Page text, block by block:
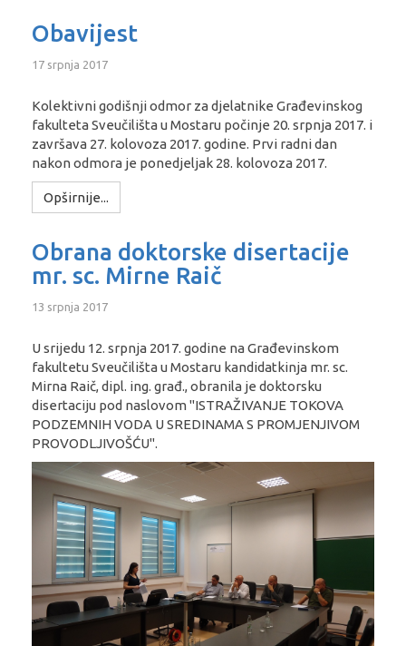
Obavijest
17 srpnja 2017
Kolektivni godišnji odmor za djelatnike Građevinskog
fakulteta Sveučilišta u Mostaru počinje 20. srpnja 2017. i
završava 27. kolovoza 2017. godine. Prvi radni dan
nakon odmora je ponedjeljak 28. kolovoza 2017.
Opširnije...
Obrana doktorske disertacije
mr. sc. Mirne Raič
13 srpnja 2017
U srijedu 12. srpnja 2017. godine na Građevinskom
fakultetu Sveučilišta u Mostaru kandidatkinja mr. sc.
Mirna Raič, dipl. ing. građ., obranila je doktorsku
disertaciju pod naslovom "ISTRAŽIVANJE TOKOVA
PODZEMNIH VODA U SREDINAMA S PROMJENJIVOM
PROVODLJIVOŠĆU".